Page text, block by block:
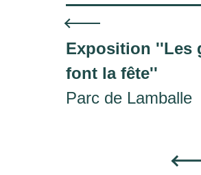
Exposition ''Les
font la fête''
Parc de Lamballe